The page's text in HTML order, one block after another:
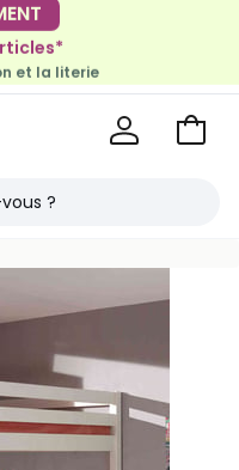
100€*
la déco
et la literie
Voir